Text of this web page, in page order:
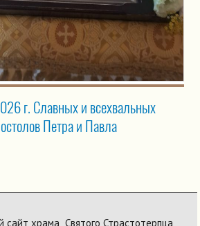
г. Славных и всехвальных
Петра и Павла
храма Святого Страстотерпца